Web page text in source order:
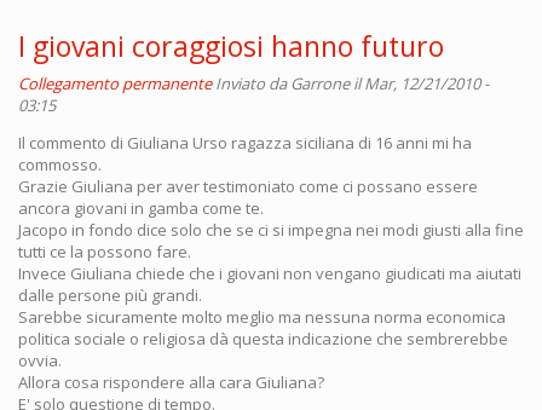
I giovani coraggiosi hanno futuro
Collegamento permanente Inviato daGarroneil Mar, 12/21/2010 -
03:15
Il commento di Giuliana Urso ragazza siciliana di 16 anni mi ha
commosso.
Grazie Giuliana per aver testimoniato come ci possano essere
ancora giovani in gamba come te.
Jacopo in fondo dice solo che se ci si impegna nei modi giusti alla fine
tutti ce la possono fare.
Invece Giuliana chiede che i giovani non vengano giudicati ma aiutati
dalle persone più grandi.
Sarebbe sicuramente molto meglio ma nessuna norma economica
politica sociale o religiosa dà questa indicazione che sembrerebbe
ovvia.
Allora cosa rispondere alla cara Giuliana?
E' solo questione di tempo.